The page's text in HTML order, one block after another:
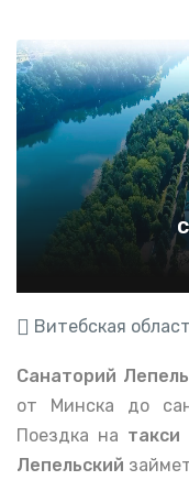
Витебская
Санаторий
от Минска до
Поездка на такси
Лепельский